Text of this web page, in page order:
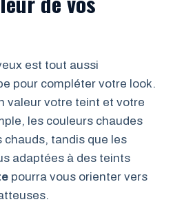
est tout aussi
pour compléter votre look.
valeur votre teint et votre
les couleurs chaudes
tandis que les
adaptées à des teints
pourra vous orienter vers